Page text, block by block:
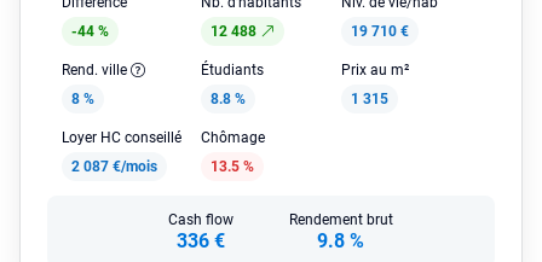
-44 %
12 488
19 710 €
Rend. ville
8 %
Étudiants
8.8 %
Prix au m²
1 315
Loyer HC conseillé
2 087 €/mois
Chômage
13.5 %
Cash flow
336 €
Rendement brut
9.8 %